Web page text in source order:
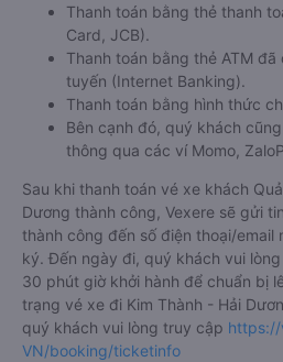
Thanh toán bằng thẻ thanh
Card, JCB).
Thanh toán bằng thẻ ATM
tuyến (Internet Banking).
Thanh toán bằng hình thức
Bên cạnh đó, quý khách
thông qua các ví Momo,
Sau khi thanh toán vé xe khách
Dương thành công, Vexere sẽ gửi
thành công đến số điện thoại/email
ký. Đến ngày đi, quý khách vui
30 phút giờ khởi hành để chuẩn bị
trạng vé xe đi Kim Thành - Hải
quý khách vui lòng truy cập
VN/booking/ticketinfo